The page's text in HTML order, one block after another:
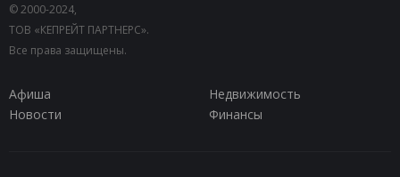
© 2000-2024,
ТОВ «КЕПРЕЙТ ПАРТНЕРС».
Все права защищены.
Афиша
Недвижимость
Новости
Финансы